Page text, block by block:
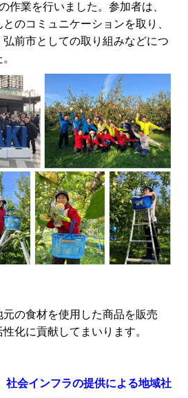
作業を行いました。参加者は、
のコミュニケーションを取り、
弘前市としての取り組みなどにつ
の食材を使用した商品を販売
化に貢献してまいります。
社会インフラの提供による地域社